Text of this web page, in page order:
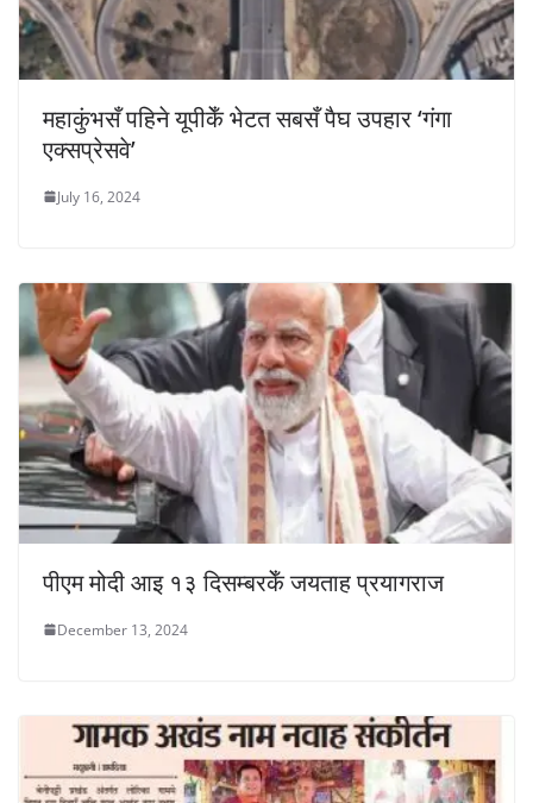
महाकुंभसँ पहिने यूपीकेँ भेटत सबसँ पैघ उपहार ‘गंगा
एक्सप्रेसवे’
July 16, 2024
पीएम मोदी आइ १३ दिसम्बरकेँ जयताह प्रयागराज
December 13, 2024